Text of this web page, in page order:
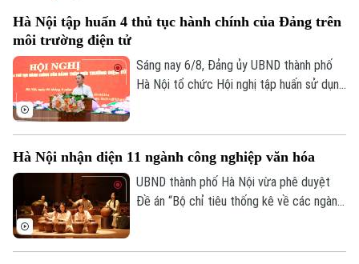
Hà Nội tập huấn 4 thủ tục hành chính của Đảng trên
môi trường điện tử
Sáng nay 6/8, Đảng ủy UBND thành phố
Hà Nội tổ chức Hội nghị tập huấn sử dụng
trực tiếp tại trụ sở Khu liên cơ quan thành
phố và kết nối trực tuyến đến điểm cầu
của các tổ chức cơ sở Đảng trực thuộc.
Hà Nội nhận diện 11 ngành công nghiệp văn hóa
UBND thành phố Hà Nội vừa phê duyệt
Đề án “Bộ chỉ tiêu thống kê về các ngành